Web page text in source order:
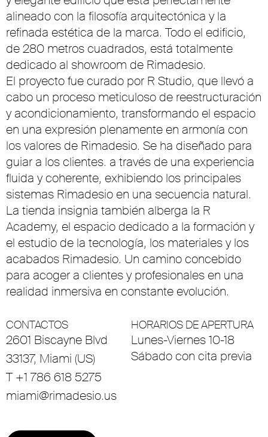
alineado con la filosofía arquitectónica y la
refinada estética de la marca. Todo el edificio,
de 280 metros cuadrados, está totalmente
dedicado al showroom de Rimadesio.
El proyecto fue curado por R Studio, que llevó a
cabo un proceso meticuloso de reestructuración
y acondicionamiento, transformando el espacio
en una expresión plenamente en armonía con
los valores de Rimadesio. Se ha diseñado para
guiar a los clientes. a través de una experiencia
fluida y coherente, exhibiendo los principales
sistemas Rimadesio en una secuencia natural.
La tienda insignia también alberga la R
Academy, el espacio dedicado a la formación y
el estudio de la tecnología, los materiales y los
acabados Rimadesio. Un camino concebido
para acoger a clientes y profesionales en una
realidad inmersiva en constante evolución.
CONTACTOS
2601 Biscayne Blvd
33137, Miami (US)
T +1 786 618 5275
miami@rimadesio.us
HORARIOS DE APERTURA
Lunes-Viernes 10-18
Sábado con cita previa